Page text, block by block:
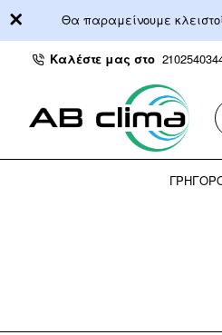
Θα παραμείνουμε
Καλέστε μας στο